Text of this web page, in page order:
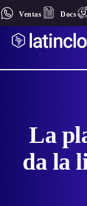
Ventas Docs
La
da la